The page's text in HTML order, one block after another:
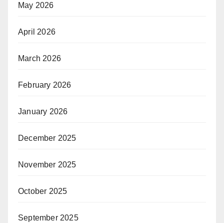
May 2026
April 2026
March 2026
February 2026
January 2026
December 2025
November 2025
October 2025
September 2025